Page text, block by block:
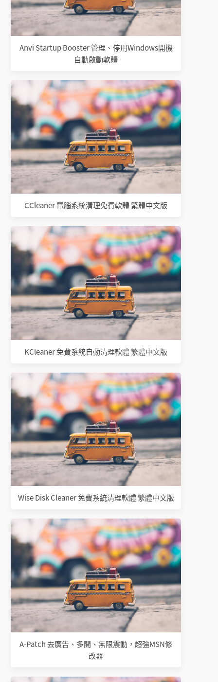
Anvi Startup Booster 管理、停用Windows開機
自動啟動軟體
CCleaner 電腦系統清理免費軟體 繁體中文版
KCleaner 免費系統自動清理軟體 繁體中文版
Wise Disk Cleaner 免費系統清理軟體 繁體中文版
A-Patch 去廣告、多開、無限震動，超強MSN修
改器